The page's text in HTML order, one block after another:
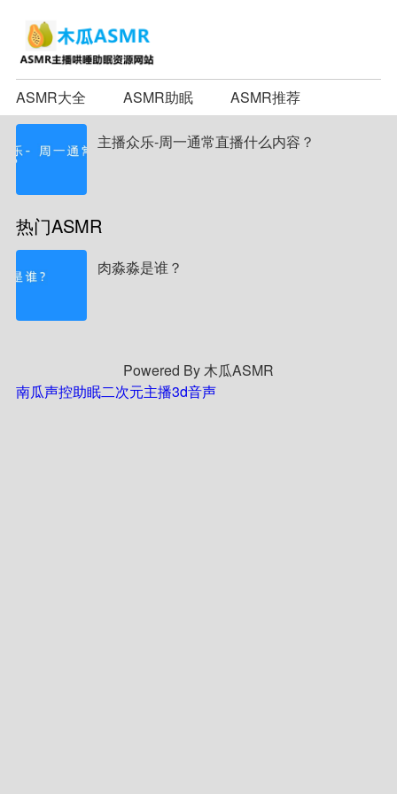
ASMR大全 ASMR助眠 ASMR推荐
主播众乐-周一通常直播什么内容？
热门ASMR
肉淼淼是谁？
Powered By 木瓜ASMR
南瓜声控助眠二次元主播3d音声